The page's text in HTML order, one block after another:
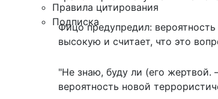
Правила цитирования
Подписка
Фицо предупредил:
высокую и считает, что это
"Не знаю, буду ли (его жертвой.
вероятность новой